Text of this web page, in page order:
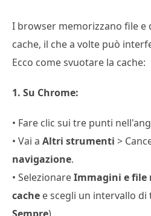
I browser memorizzano file e
cache, il che a volte può
Ecco come svuotare la cache:
1. Su Chrome:
• Fare clic sui tre punti
• Vai a Altri strumenti >
navigazione.
• SelezionareImmagini e file
cache e scegli un intervallo di